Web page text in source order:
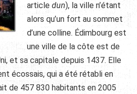
article dun), la ville n’étant
alors qu’un fort au sommet
d’une colline. Édimbourg est
une ville de la côte est de
et sa capitale depuis 1437. Elle
écossais, qui a été rétabli en
de 457 830 habitants en 2005